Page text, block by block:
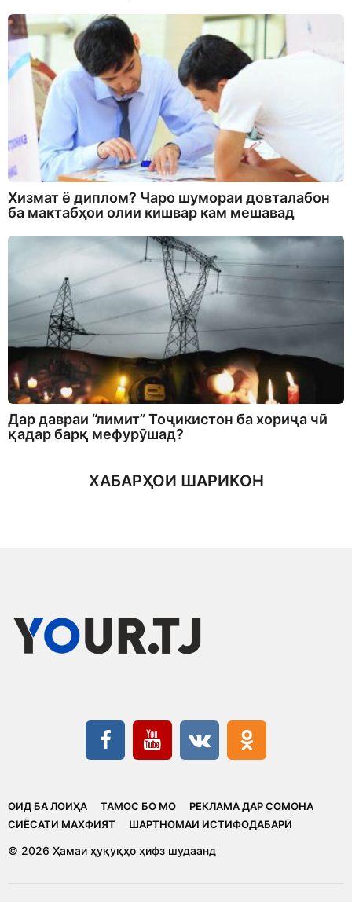
Хизмат ё диплом? Чаро шумораи довталабон
ба мактабҳои олии кишвар кам мешавад
Дар давраи “лимит” Тоҷикистон ба хориҷа чӣ
қадар барқ мефурӯшад?
ХАБАРҲОИ ШАРИКОН
ОИД БА ЛОИҲА ТАМОС БО МО
РЕКЛАМА ДАР СОМОНА
CИЁСАТИ МАХФИЯТ
ШАРТНОМАИ ИСТИФОДАБАРӢ
© 2026 Ҳамаи ҳуқуқҳо ҳифз шудаанд